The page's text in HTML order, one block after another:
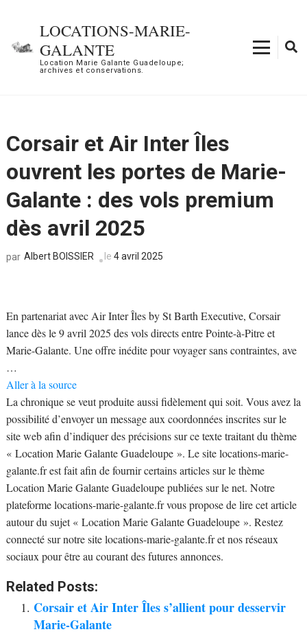
contenu
LOCATIONS-MARIE-
GALANTE
Location Marie Galante Guadeloupe;
archives et conservations.
Corsair et Air Inter Îles
ouvrent les portes de Marie-
Galante : des vols premium
dès avril 2025
par Albert BOISSIER le 4 avril 2025
En partenariat avec Air Inter Îles by St Barth Executive, Corsair
lance dès le 9 avril 2025 des vols directs entre Pointe-à-Pitre et
Marie-Galante. Une offre inédite pour voyager sans contraintes, ave
…
Aller à la source
La chronique se veut produite aussi fidèlement qui soit. Vous avez la
possibilité d’envoyer un message aux coordonnées inscrites sur le
site web afin d’indiquer des précisions sur ce texte traitant du thème
« Location Marie Galante Guadeloupe ». Le site locations-marie-
galante.fr est fait afin de fournir certains articles sur le thème
Location Marie Galante Guadeloupe publiées sur le net. Notre
plateforme locations-marie-galante.fr vous propose de lire cet article
autour du sujet « Location Marie Galante Guadeloupe ». Restez
connecté sur notre site locations-marie-galante.fr et nos réseaux
sociaux pour être au courant des futures annonces.
Related Posts:
Corsair et Air Inter Îles s’allient pour desservir
Marie-Galante